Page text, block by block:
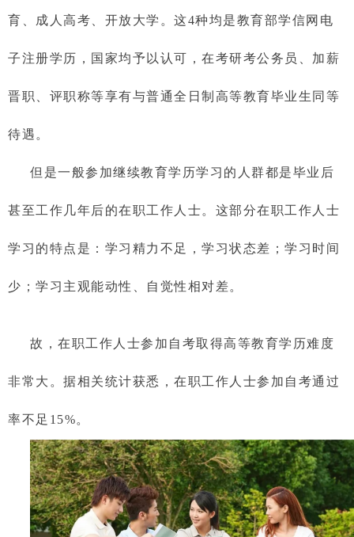
育、成人高考、 开放大学。这4种均是教育部学信网电
子注册学历，国家均予以认可，在考研考公务员、加薪
晋职、评职称等享有与普通全日制高等教育毕业生同等
待遇。
但是一般参加继续教育学历学习的人群都是毕业后
甚至工作几年后的在职工作人士。这部分在职工作人士
学习的特点是：学习精力不足，学习状态差；学习时间
少；学习主观能动性、自觉性相对差。
故，在职工作人士参加自考取得高等教育学历难度
非常大。据相关统计获悉，在职工作人士参加自考通过
率不足15%。